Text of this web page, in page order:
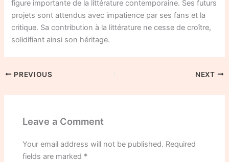
figure importante de la littérature contemporaine. Ses futurs
projets sont attendus avec impatience par ses fans et la
critique. Sa contribution à la littérature ne cesse de croître,
solidifiant ainsi son héritage.
PREVIOUS NEXT
Leave a Comment
Your email address will not be published. Required
fields are marked *